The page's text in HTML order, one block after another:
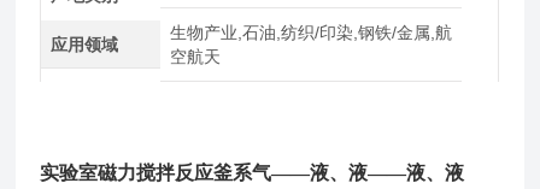
应用领域
生物产业,石油,纺织/印染,钢铁/金属,航
空航天
实验室磁力搅拌反应釜系气——液、液——液、液